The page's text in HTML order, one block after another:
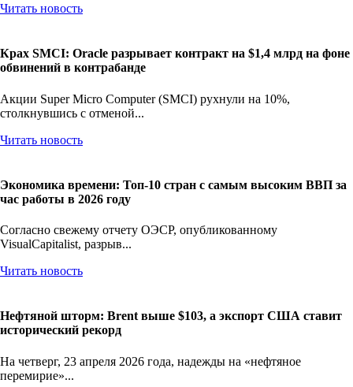
Читать новость
Крах SMCI: Oracle разрывает контракт на $1,4 млрд на фоне
обвинений в контрабанде
Акции Super Micro Computer (SMCI) рухнули на 10%,
столкнувшись с отменой...
Читать новость
Экономика времени: Топ-10 стран с самым высоким ВВП за
час работы в 2026 году
Согласно свежему отчету ОЭСР, опубликованному
VisualCapitalist, разрыв...
Читать новость
Нефтяной шторм: Brent выше $103, а экспорт США ставит
исторический рекорд
На четверг, 23 апреля 2026 года, надежды на «нефтяное
перемирие»...